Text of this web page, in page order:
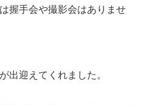
握手会や撮影会はありませ
出迎えてくれました。